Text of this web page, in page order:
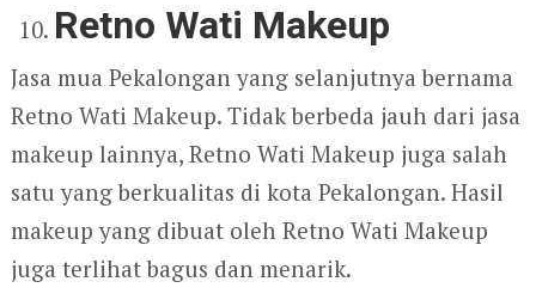
Retno Wati Makeup
Jasa mua Pekalongan yang selanjutnya bernama
Retno Wati Makeup. Tidak berbeda jauh dari jasa
makeup lainnya, Retno Wati Makeup juga salah
satu yang berkualitas di kota Pekalongan. Hasil
makeup yang dibuat oleh Retno Wati Makeup
juga terlihat bagus dan menarik.